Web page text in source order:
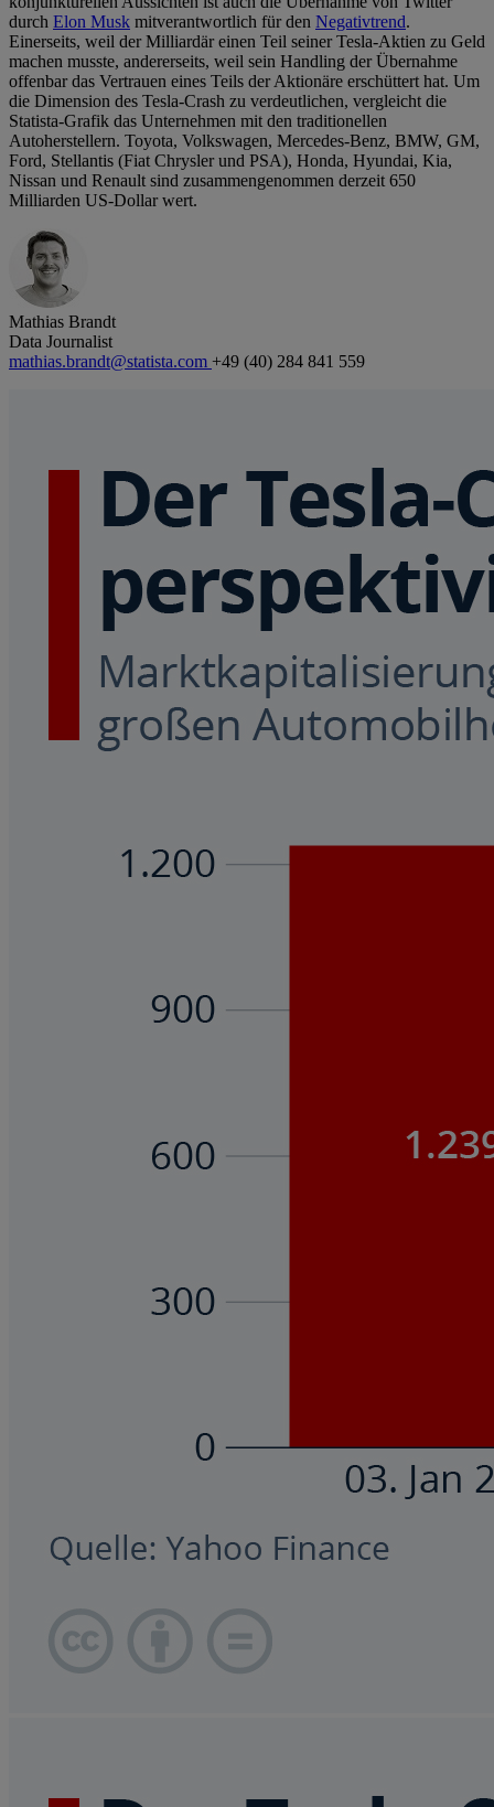
durch Elon Musk mitverantwortlich für den Negativtrend.
Einerseits, weil der Milliardär einen Teil seiner Tesla-Aktien zu Geld
machen musste, andererseits, weil sein Handling der Übernahme
offenbar das Vertrauen eines Teils der Aktionäre erschüttert hat. Um
die Dimension des Tesla-Crash zu verdeutlichen, vergleicht die
Statista-Grafik das Unternehmen mit den traditionellen
Autoherstellern. Toyota, Volkswagen, Mercedes-Benz, BMW, GM,
Ford, Stellantis (Fiat Chrysler und PSA), Honda, Hyundai, Kia,
Nissan und Renault sind zusammengenommen derzeit 650
Milliarden US-Dollar wert.
Mathias Brandt
Data Journalist
mathias.brandt@statista.com +49 (40) 284 841 559